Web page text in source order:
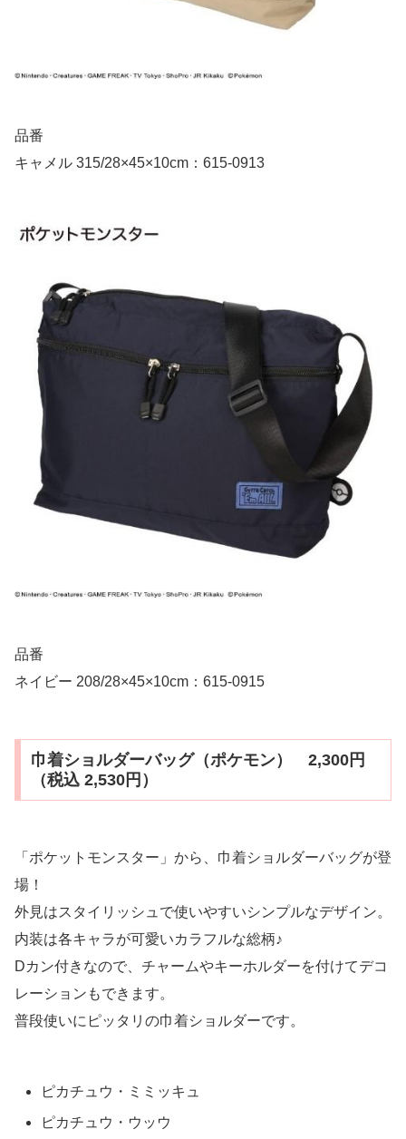
品番
キャメル 315/28×45×10cm：615-0913
品番
ネイビー 208/28×45×10cm：615-0915
巾着ショルダーバッグ（ポケモン） 2,300円
（税込 2,530円）
「ポケットモンスター」から、巾着ショルダーバッグが登
場！
外見はスタイリッシュで使いやすいシンプルなデザイン。
内装は各キャラが可愛いカラフルな総柄♪
Dカン付きなので、チャームやキーホルダーを付けてデコ
レーションもできます。
普段使いにピッタリの巾着ショルダーです。
ピカチュウ・ミミッキュ
ピカチュウ・ウッウ